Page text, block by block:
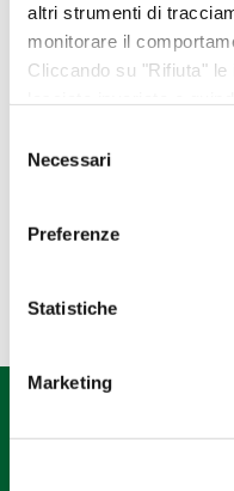
altri strumenti di
monitorare il
Cliccando su "Rifiuta"
quello tecnico. Per
delNecessari
Preferenze
Statistiche
Marketing
Idee regalo
Libri e gadget
Regali PASQUA